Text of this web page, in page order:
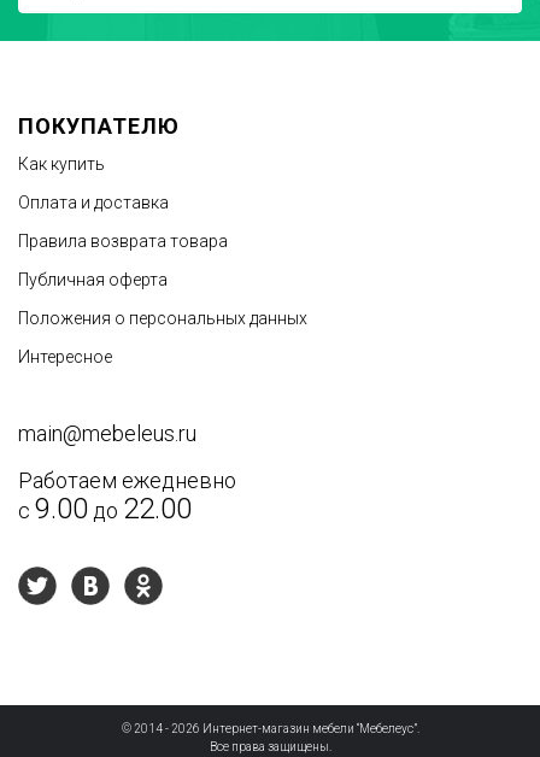
Недостатки
Текст отзыва*
Рекомендуете друзьям?
ПОКУПАТЕЛЮ
Как купить
Оплата и доставка
Правила возврата товара
Публичная оферта
Положения о персональных данных
Интересное
main@mebeleus.ru
Работаем ежедневно
с 9.00до 22.00
© 2014 - 2026 Интернет-магазин мебели “Мебелеус”.
Все права защищены.